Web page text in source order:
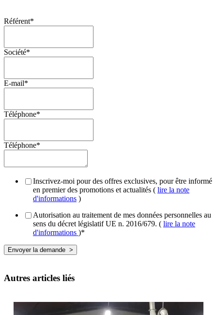
Référent*
Société*
E-mail*
Téléphone*
Téléphone*
Inscrivez-moi pour des offres exclusives, pour être informé
en premier des promotions et actualités ( lire la note
d'informations )
Autorisation au traitement de mes données personnelles au
sens du décret législatif UE n. 2016/679. ( lire la note
d'informations )*
Autres articles liés